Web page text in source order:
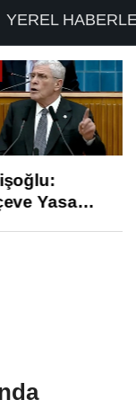
YEREL
Yasa